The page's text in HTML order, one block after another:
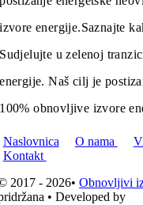
izvore energije.Saznajte
Sudjelujte u zelenoj
energije. Naš cilj je
100% obnovljive izvore
Naslovnica O nama
Kontakt
2017 - 2026•Obnovljivi
• Developed by